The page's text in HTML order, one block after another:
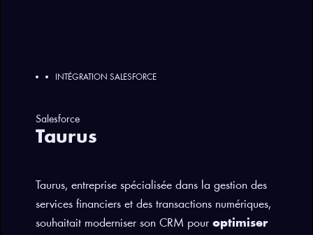
INTÉGRATION SALESFORCE
Salesforce
Taurus
Taurus, entreprise spécialisée dans la gestion des
services financiers et des transactions numériques,
souhaitait moderniser son CRM pour optimiser